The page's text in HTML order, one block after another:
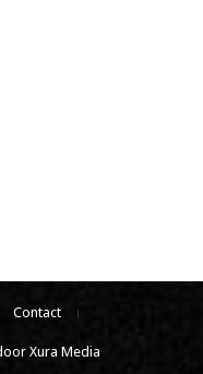
Contact
Xura Media